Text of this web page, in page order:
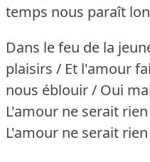
temps nous paraît
Dans le feu de la
plaisirs / Et l'amour
nous éblouir / Oui
L'amour ne serait
L'amour ne serait rien